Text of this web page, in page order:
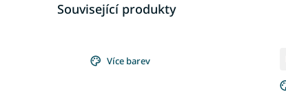
Související produkty
Více barev